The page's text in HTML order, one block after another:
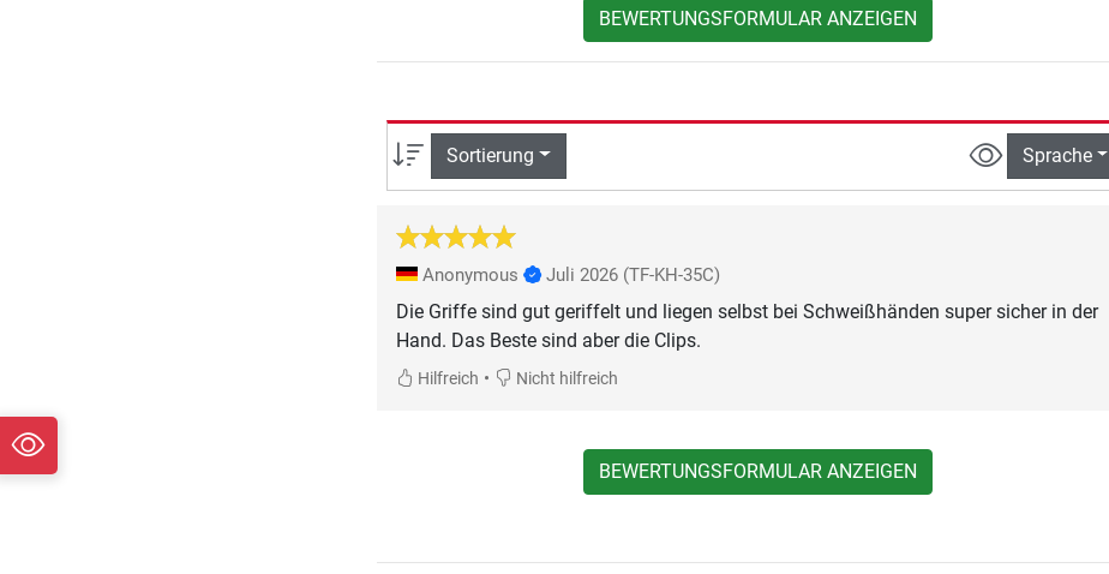
BEWERTUNGSFORMULAR ANZEIGEN
Sortierung Sprache
Anonymous Juli 2026 (TF-KH-35C)
Die Griffe sind gut geriffelt und liegen selbst bei Schweißhänden super sicher in der
Hand. Das Beste sind aber die Clips.
Hilfreich • Nicht hilfreich
BEWERTUNGSFORMULAR ANZEIGEN